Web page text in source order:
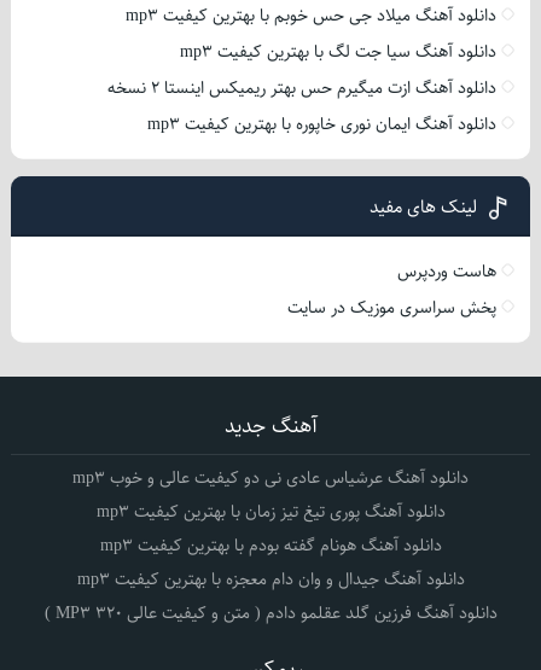
دانلود آهنگ میلاد جی حس خوبم با بهترین کیفیت mp3
دانلود آهنگ سیا جت لگ با بهترین کیفیت mp3
دانلود آهنگ ازت میگیرم حس بهتر ریمیکس اینستا 2 نسخه
دانلود آهنگ ایمان نوری خاپوره با بهترین کیفیت mp3
لینک های مفید
هاست وردپرس
پخش سراسری موزیک در سایت
آهنگ جدید
دانلود آهنگ عرشیاس عادی نی دو کیفیت عالی و خوب mp3
دانلود آهنگ پوری تیغ تیز زمان با بهترین کیفیت mp3
دانلود آهنگ هونام گفته بودم با بهترین کیفیت mp3
دانلود آهنگ جیدال و وان دام معجزه با بهترین کیفیت mp3
دانلود آهنگ فرزین گلد عقلمو دادم ( متن و کیفیت عالی 320 MP3 )